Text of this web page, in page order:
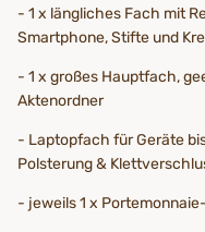
- 1 x längliches Fach mit
Smartphone, Stifte und
- 1 x großes Hauptfach,
Aktenordner
- Laptopfach für Geräte
Polsterung &
- jeweils 1 x